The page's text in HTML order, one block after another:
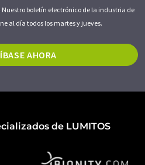
boletín electrónico de la industria de
al día todos los martes y jueves.
AHORA
de LUMITOS